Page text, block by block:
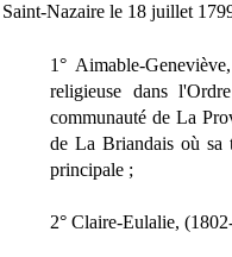
Saint-Nazaire le 18 juillet
1° Aimable-
religieuse dans
communauté de La
de La Briandais où sa
principale ;
2° Claire-Eulalie,